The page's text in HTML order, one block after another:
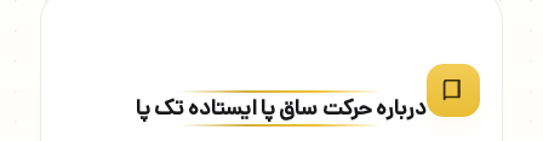
درباره حرکت ساق پا ایستاده تک پا